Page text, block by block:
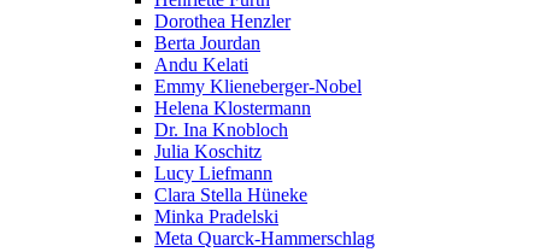
Dorothea Henzler
Berta Jourdan
Andu Kelati
Emmy Klieneberger-Nobel
Helena Klostermann
Dr. Ina Knobloch
Julia Koschitz
Lucy Liefmann
Clara Stella Hüneke
Minka Pradelski
Meta Quarck-Hammerschlag